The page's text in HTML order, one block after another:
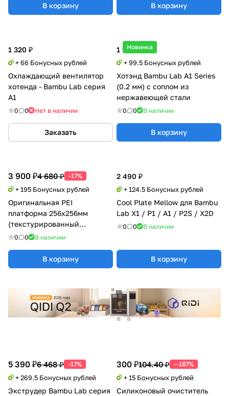
В корзину В корзину
Новинка
1 990 ₽
+ 99.5 Бонусных рублей
Хотэнд Bambu Lab A1 Series
(0.2 мм) с соплом из
нержавеющей стали
0 0 В наличии
В корзину
3 900 ₽4 680 ₽ -17%
+ 195 Бонусных рублей
Оригинальная PEI
платформа 256x256мм
(текстурированный
PEI+гладкий PEI) Bambu Lab
0 0 В наличии
В корзину
2 490 ₽
+ 124.5 Бонусных рублей
Cool Plate Mellow для Bambu
Lab X1 / P1 / A1 / P2S / X2D
0 0 В наличии
В корзину
5 390 ₽6 468 ₽ -17%
+ 269.5 Бонусных рублей
Экструдер Bambu Lab серия
300 ₽104.40 ₽ --187%
+ 15 Бонусных рублей
Силиконовый очиститель
1 320 ₽
+ 66 Бонусных рублей
Охлаждающий вентилятор
хотенда - Bambu Lab серия
A1
0 0 Нет в наличии
Заказать